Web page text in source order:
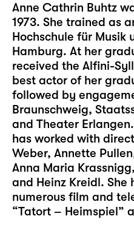
Anne Cathrin Buhtz
1973. She trained as
Hochschule für Musik
Hamburg. At her
received the Alfini-
best actor of her
followed by
Braunschweig,
and Theater
has worked with
Weber, Annette
Anna Maria
and Heinz Kreidl.
numerous film and
“Tatort – Heimspiel”